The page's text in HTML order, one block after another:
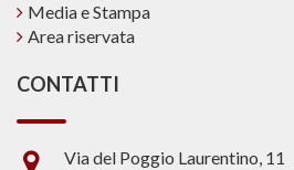
Media e Stampa
Area riservata
CONTATTI
Via del Poggio Laurentino, 11